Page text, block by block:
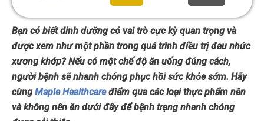
Bạn có biết dinh dưỡng có vai trò cực kỳ quan trọng và
được xem như một phần trong quá trình điều trị đau nhức
xương khớp? Nếu có một chế độ ăn uống đúng cách,
người bệnh sẽ nhanh chóng phục hồi sức khỏe sớm. Hãy
cùng Maple Healthcaređiểm qua các loại thực phẩm nên
và không nên ăn dưới đây để bệnh trạng nhanh chóng